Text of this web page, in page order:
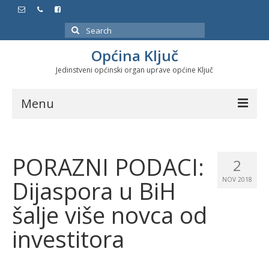
Search
for:
Općina Ključ
Jedinstveni općinski organ uprave općine Ključ
Menu
Službeni glasnici
Javne nabavke
Značajni datumi i manifestacije
Program energetske efikasnosti u stambenom
sektoru
2
NOV 2018
PORAZNI PODACI:
Dijaspora u BiH
šalje više novca od
investitora